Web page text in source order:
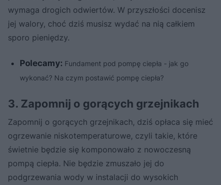
wymaga drogich odwiertów. W przyszłości docenisz
jej walory, choć dziś musisz wydać na nią całkiem
sporo pieniędzy.
Polecamy: Fundament pod pompę ciepła - jak go
wykonać? Na czym postawić pompę ciepła?
3. Zapomnij o gorących grzejnikach
Zapomnij o gorących grzejnikach, dziś opłaca się mieć
ogrzewanie niskotemperaturowe, czyli takie, które
świetnie będzie się komponowało z nowoczesną
pompą ciepła. Nie będzie zmuszało jej do
podgrzewania wody w instalacji do wysokich